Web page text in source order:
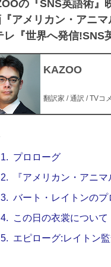
の『SNS英語術』
『アメリカン・アニ
レ『世界へ発信!SNS
KAZOO
翻訳家 / 通訳 / TVコ
1. プロローグ
2.
『アメリカン・アニ
3. バート・レイトンの
4.
この日の衣裳について
5. エピローグ:レイトン